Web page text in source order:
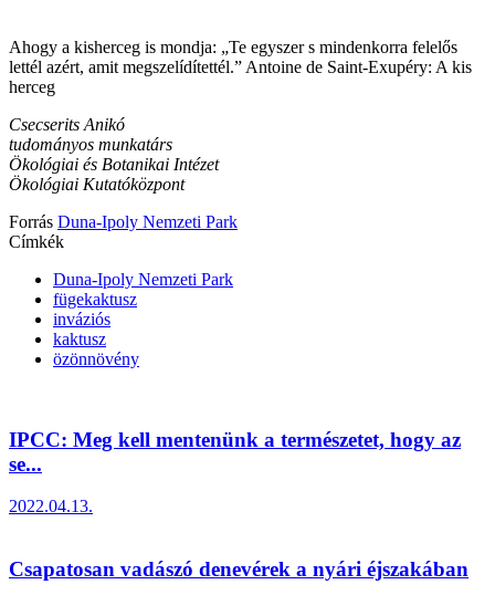
Ahogy a kisherceg is mondja: „Te egyszer s mindenkorra felelős
lettél azért, amit megszelídítettél.” Antoine de Saint-Exupéry: A kis
herceg
Csecserits Anikó
tudományos munkatárs
Ökológiai és Botanikai Intézet
Ökológiai Kutatóközpont
Forrás Duna-Ipoly Nemzeti Park
Címkék
Duna-Ipoly Nemzeti Park
fügekaktusz
inváziós
kaktusz
özönnövény
IPCC: Meg kell mentenünk a természetet, hogy az
se...
2022.04.13.
Csapatosan vadászó denevérek a nyári éjszakában